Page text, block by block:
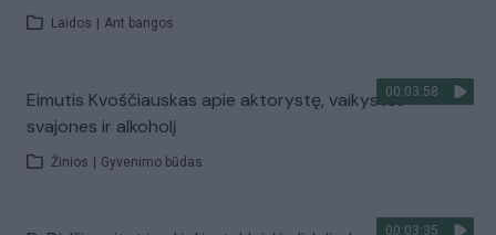
Laidos Ant bangos
00:03:58
Eimutis Kvoščiauskas apie aktorystę, vaikystės
svajones ir alkoholį
Žinios Gyvenimo būdas
00:03:35